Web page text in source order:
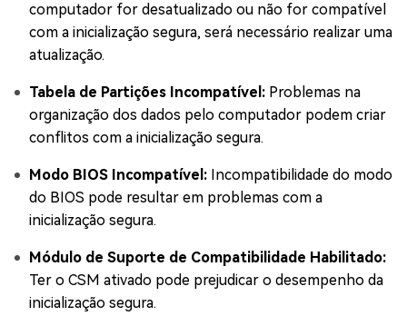
computador for desatualizado ou não for compatível
com a inicialização segura, será necessário realizar uma
atualização.
Tabela de Partições Incompatível: Problemas na
organização dos dados pelo computador podem criar
conflitos com a inicialização segura.
Modo BIOS Incompatível: Incompatibilidade do modo
do BIOS pode resultar em problemas com a
inicialização segura.
Módulo de Suporte de Compatibilidade Habilitado:
Ter o CSM ativado pode prejudicar o desempenho da
inicialização segura.